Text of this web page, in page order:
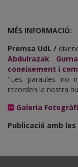
MÉS INFORMACIÓ:
Premsa UdL /
Abdulrazak
coneixement i
"Les paraules no
recorden la nostra
Galeria
Publicació amb